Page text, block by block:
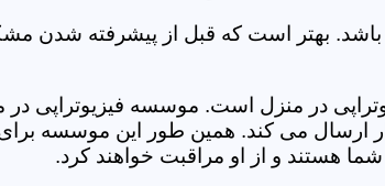
باشد. بهتر است که قبل از پیشرفته شدن
در منزل است. موسسه فیزیوتراپی در
ارسال می کند. همین طور این موسسه
هستند و از او مراقبت خواهند کرد.